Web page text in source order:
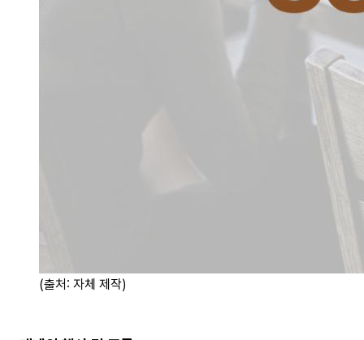
(출처: 자체 제작)